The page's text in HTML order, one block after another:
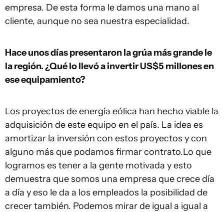
empresa. De esta forma le damos una mano al
cliente, aunque no sea nuestra especialidad.
Hace unos días presentaron la grúa más grande le
la región. ¿Qué lo llevó a invertir US$5 millones en
ese equipamiento?
Los proyectos de energía eólica han hecho viable la
adquisición de este equipo en el país. La idea es
amortizar la inversión con estos proyectos y con
alguno más que podamos firmar contrato.Lo que
logramos es tener a la gente motivada y esto
demuestra que somos una empresa que crece día
a día y eso le da a los empleados la posibilidad de
crecer también. Podemos mirar de igual a igual a